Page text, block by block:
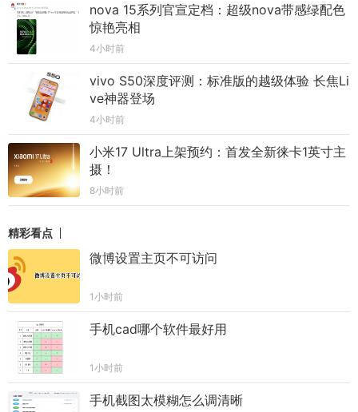
nova 15系列官宣定档：超级nova带感绿配色
惊艳亮相
4小时前
vivo S50深度评测：标准版的越级体验 长焦Li
ve神器登场
4小时前
小米17 Ultra上架预约：首发全新徕卡1英寸主
摄！
8小时前
精彩看点
微博设置主页不可访问
1小时前
手机cad哪个软件最好用
1小时前
手机截图太模糊怎么调清晰